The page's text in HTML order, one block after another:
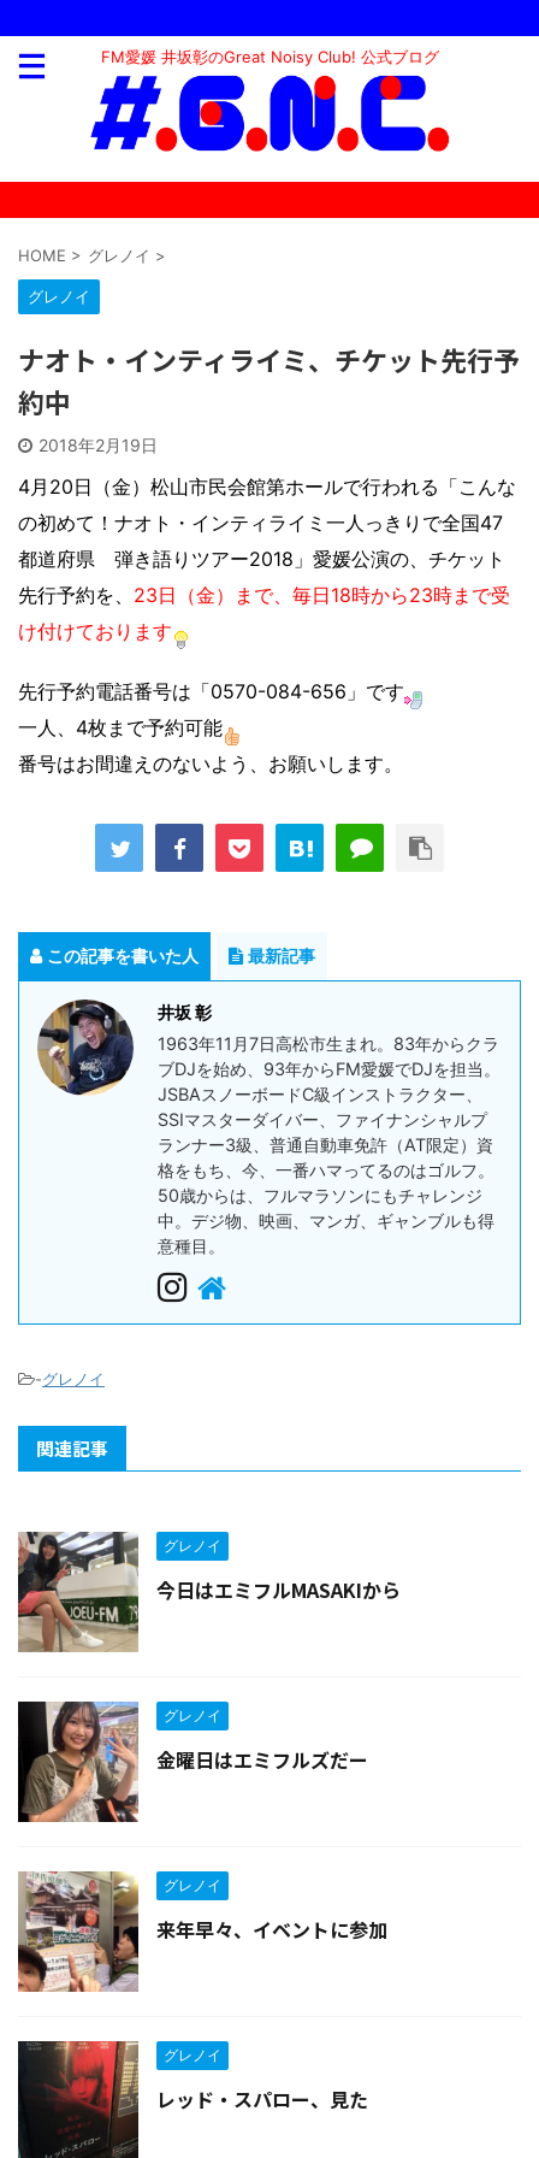
FM愛媛 井坂彰のGreat Noisy Club! 公式ブログ
HOME > グレノイ >
グレノイ
ナオト・インティライミ、チケット先行予
約中
2018年2月19日
4月20日（金）松山市民会館第ホールで行われる「こんな
の初めて！ナオト・インティライミ一人っきりで全国47
都道府県 弾き語りツアー2018」愛媛公演の、チケット
先行予約を、 23日（金）まで、毎日18時から23時まで受
け付けております
先行予約電話番号は「0570-084-656」です
一人、4枚まで予約可能
番号はお間違えのないよう、お願いします。
この記事を書いた人 最新記事
井坂 彰
1963年11月7日高松市生まれ。83年からクラ
ブDJを始め、93年からFM愛媛でDJを担当。
JSBAスノーボードC級インストラクター、
SSIマスターダイバー、ファイナンシャルプ
ランナー3級、普通自動車免許（AT限定）資
格をもち、今、一番ハマってるのはゴルフ。
50歳からは、フルマラソンにもチャレンジ
中。デジ物、映画、マンガ、ギャンブルも得
意種目。
-グレノイ
関連記事
グレノイ
今日はエミフルMASAKIから
グレノイ
金曜日はエミフルズだー
グレノイ
来年早々、イベントに参加
グレノイ
レッド・スパロー、見た